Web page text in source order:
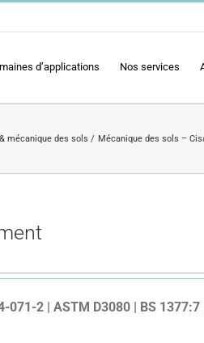
d’applications Nos services
mécanique des sols Mécanique des sols –
071-2 | ASTM D3080 | BS